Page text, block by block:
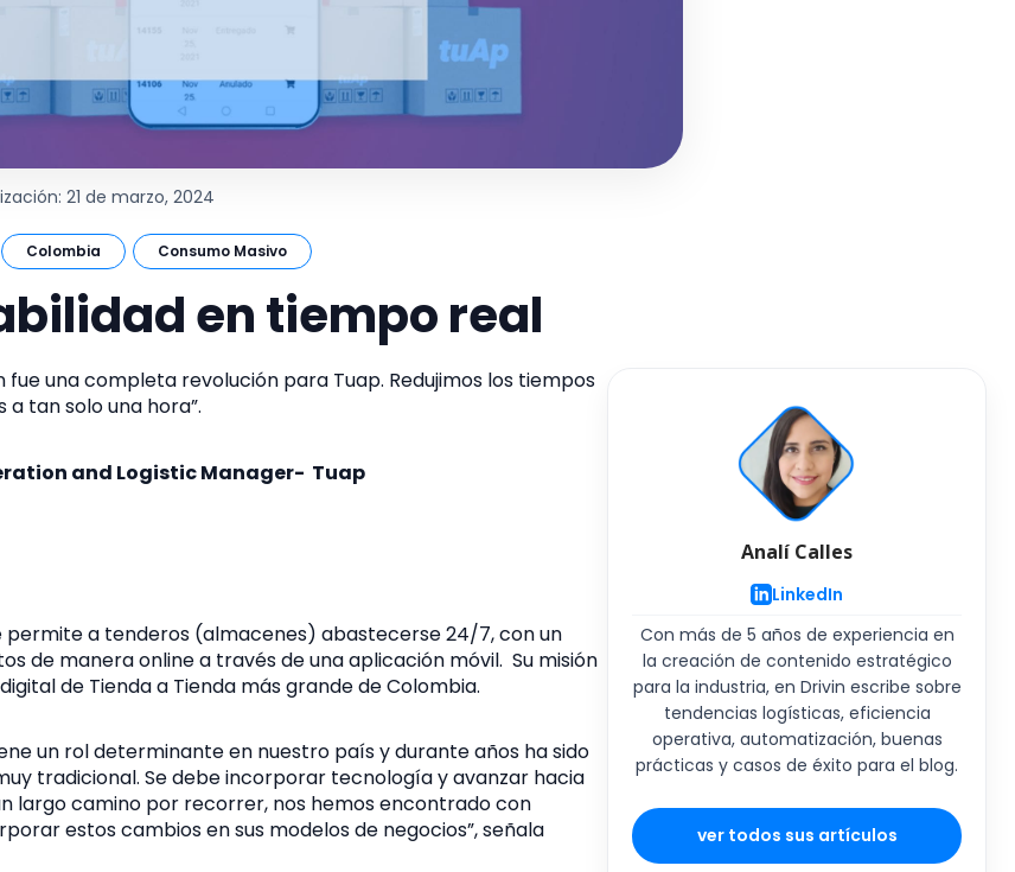
21 de marzo, 2024
Colombia Consumo Masivo
en tiempo real
fue una completa revolución para Tuap. Redujimos los tiempos
tan solo una hora”.
and Logistic Manager- Tuap
permite a tenderos (almacenes) abastecerse 24/7, con un
de manera online a través de una aplicación móvil. Su misión
de Tienda a Tienda más grande de Colombia.
un rol determinante en nuestro país y durante años ha sido
tradicional. Se debe incorporar tecnología y avanzar hacia
largo camino por recorrer, nos hemos encontrado con
estos cambios en sus modelos de negocios”, señala
Analí Calles
LinkedIn
Con más de 5 años de experiencia en
la creación de contenido estratégico
para la industria, en Drivin escribe sobre
tendencias logísticas, eficiencia
operativa, automatización, buenas
prácticas y casos de éxito para el blog.
ver todos sus artículos